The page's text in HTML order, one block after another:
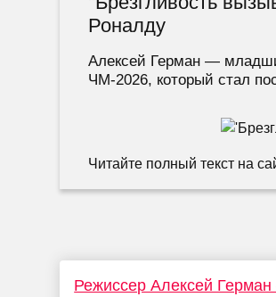
Роналду
Алексей Герман —
ЧМ-2026, который стал
Читайте полный текст на
Режиссер Алексей